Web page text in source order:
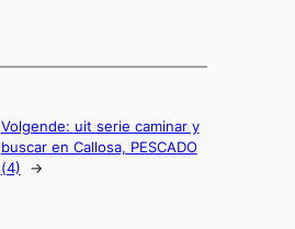
Volgende: uit serie caminar y
buscar en Callosa, PESCADO
(4)
→